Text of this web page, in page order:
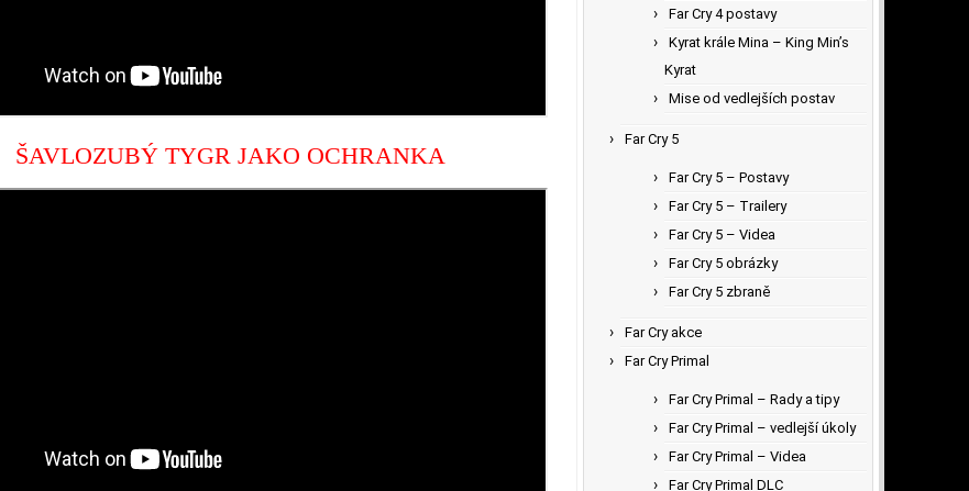
ŠAVLOZUBÝ TYGR JAKO OCHRANKA
Far Cry 4 postavy
Kyrat krále Mina – King Min’s
Kyrat
Mise od vedlejších postav
Far Cry 5
Far Cry 5 – Postavy
Far Cry 5 – Trailery
Far Cry 5 – Videa
Far Cry 5 obrázky
Far Cry 5 zbraně
Far Cry akce
Far Cry Primal
Far Cry Primal – Rady a tipy
Far Cry Primal – vedlejší úkoly
Far Cry Primal – Videa
Far Cry Primal DLC